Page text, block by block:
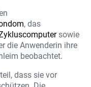
, das
sowie
die Anwenderin ihre
beobachtet.
dass sie vor